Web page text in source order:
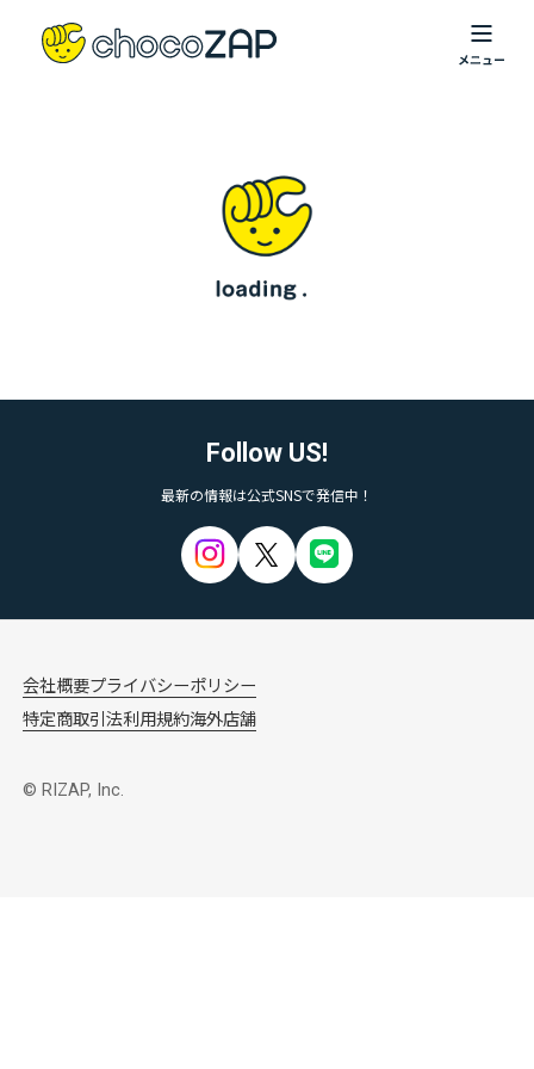
Follow US!
最新の情報は公式SNSで発信中！
会社概要プライバシーポリシー
特定商取引法利用規約海外店舗
© RIZAP, Inc.